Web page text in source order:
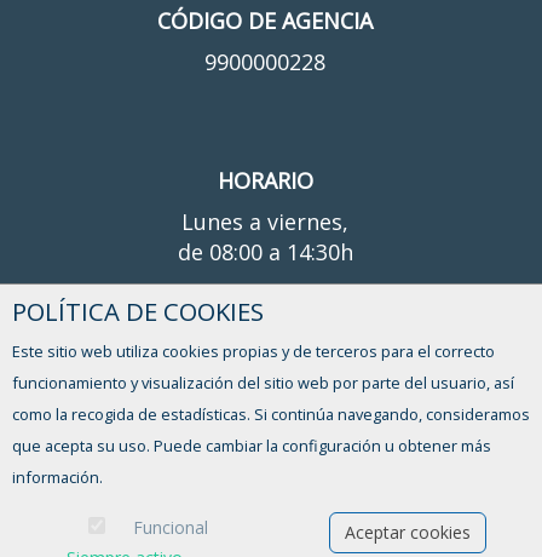
CÓDIGO DE AGENCIA
9900000228
HORARIO
Lunes a viernes,
de 08:00 a 14:30h
¿TIENES ALGUNA DUDA?
CONTACTO
POLÍTICA DE COOKIES
Este sitio web utiliza cookies propias y de terceros para el correcto
funcionamiento y visualización del sitio web por parte del usuario, así
como la recogida de estadísticas. Si continúa navegando, consideramos
que acepta su uso. Puede cambiar la configuración u obtener más
información.
Funcional
Aceptar cookies